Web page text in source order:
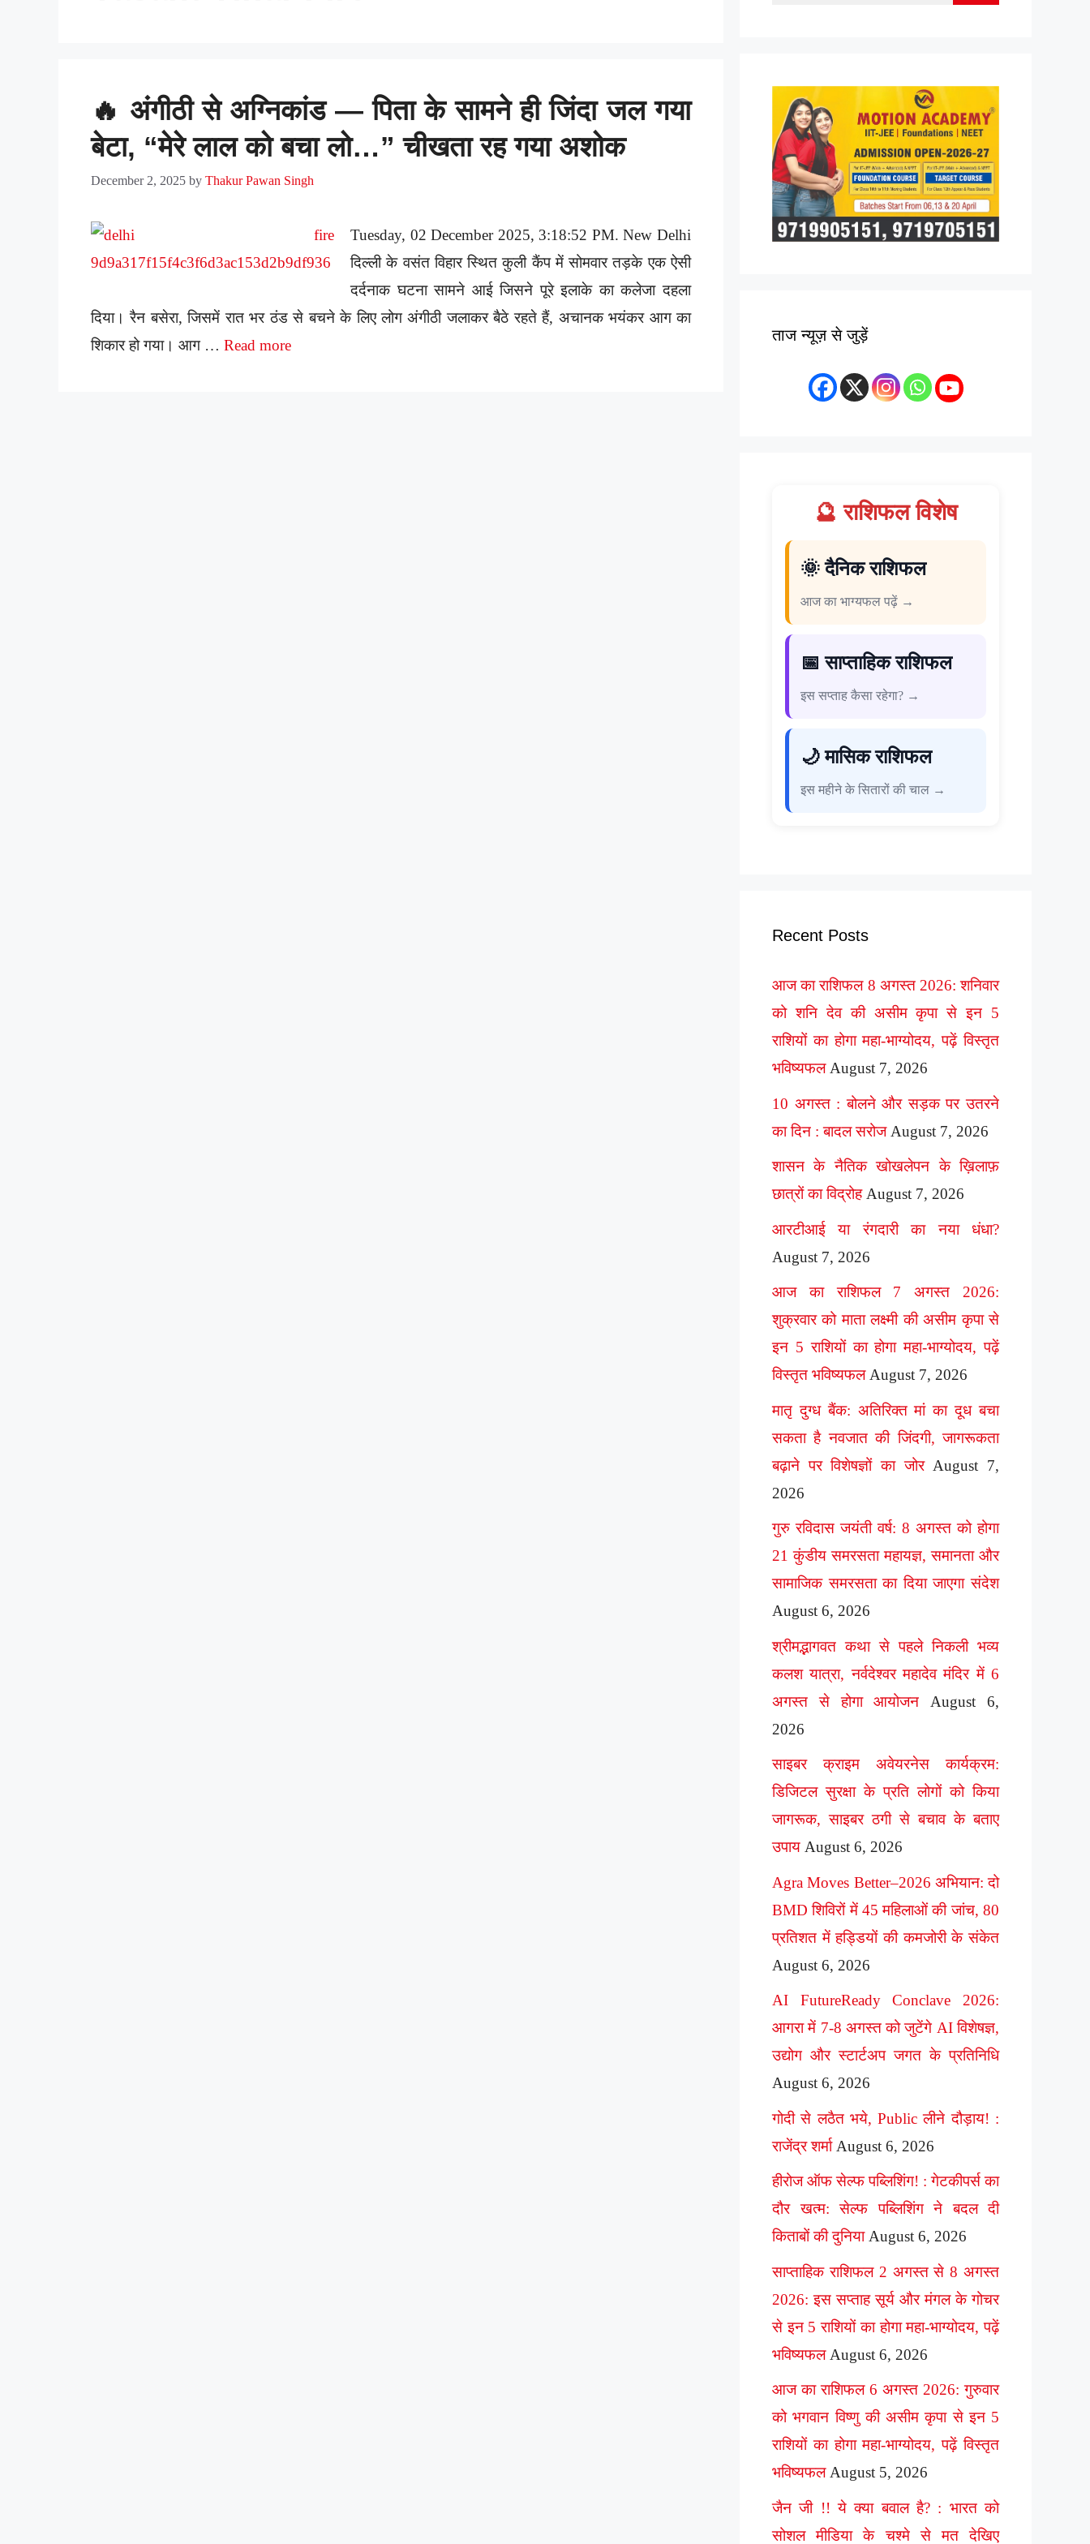
🔥 अंगीठी से अग्निकांड — पिता के सामने ही जिंदा जल गया
बेटा, “मेरे लाल को बचा लो…” चीखता रह गया अशोक
December 2, 2025 by Thakur Pawan Singh
Tuesday, 02 December 2025, 3:18:52 PM. New Delhi
दिल्ली के वसंत विहार स्थित कुली कैंप में सोमवार तड़के एक ऐसी
दर्दनाक घटना सामने आई जिसने पूरे इलाके का कलेजा दहला
दिया। रैन बसेरा, जिसमें रात भर ठंड से बचने के लिए लोग अंगीठी जलाकर बैठे रहते हैं, अचानक भयंकर आग का
शिकार हो गया। आग … Read more
ताज न्यूज़ से जुड़ें
🔮 राशिफल विशेष
🌞 दैनिक राशिफल
आज का भाग्यफल पढ़ें →
📅 साप्ताहिक राशिफल
इस सप्ताह कैसा रहेगा? →
🌙 मासिक राशिफल
इस महीने के सितारों की चाल →
Recent Posts
आज का राशिफल 8 अगस्त 2026: शनिवार
को शनि देव की असीम कृपा से इन 5
राशियों का होगा महा-भाग्योदय, पढ़ें विस्तृत
भविष्यफल August 7, 2026
10 अगस्त : बोलने और सड़क पर उतरने
का दिन : बादल सरोज August 7, 2026
शासन के नैतिक खोखलेपन के ख़िलाफ़
छात्रों का विद्रोह August 7, 2026
आरटीआई या रंगदारी का नया धंधा?
August 7, 2026
आज का राशिफल 7 अगस्त 2026:
शुक्रवार को माता लक्ष्मी की असीम कृपा से
इन 5 राशियों का होगा महा-भाग्योदय, पढ़ें
विस्तृत भविष्यफल August 7, 2026
मातृ दुग्ध बैंक: अतिरिक्त मां का दूध बचा
सकता है नवजात की जिंदगी, जागरूकता
बढ़ाने पर विशेषज्ञों का जोर August 7,
2026
गुरु रविदास जयंती वर्ष: 8 अगस्त को होगा
21 कुंडीय समरसता महायज्ञ, समानता और
सामाजिक समरसता का दिया जाएगा संदेश
August 6, 2026
श्रीमद्भागवत कथा से पहले निकली भव्य
कलश यात्रा, नर्वदेश्वर महादेव मंदिर में 6
अगस्त से होगा आयोजन
August 6,
2026
साइबर क्राइम अवेयरनेस कार्यक्रम:
डिजिटल सुरक्षा के प्रति लोगों को किया
जागरूक, साइबर ठगी से बचाव के बताए
उपाय August 6, 2026
Agra Moves Better–2026 अभियान: दो
BMD शिविरों में 45 महिलाओं की जांच, 80
प्रतिशत में हड्डियों की कमजोरी के संकेत
August 6, 2026
AI FutureReady Conclave 2026:
आगरा में 7-8 अगस्त को जुटेंगे AI विशेषज्ञ,
उद्योग और स्टार्टअप जगत के प्रतिनिधि
August 6, 2026
गोदी से लठैत भये, Public लीने दौड़ाय! :
राजेंद्र शर्मा August 6, 2026
हीरोज ऑफ सेल्फ पब्लिशिंग! : गेटकीपर्स का
दौर खत्म: सेल्फ पब्लिशिंग ने बदल दी
किताबों की दुनिया August 6, 2026
साप्ताहिक राशिफल 2 अगस्त से 8 अगस्त
2026: इस सप्ताह सूर्य और मंगल के गोचर
से इन 5 राशियों का होगा महा-भाग्योदय, पढ़ें
भविष्यफल August 6, 2026
आज का राशिफल 6 अगस्त 2026: गुरुवार
को भगवान विष्णु की असीम कृपा से इन 5
राशियों का होगा महा-भाग्योदय, पढ़ें विस्तृत
भविष्यफल August 5, 2026
जैन जी !! ये क्या बवाल है? : भारत को
सोशल मीडिया के चश्मे से मत देखिए